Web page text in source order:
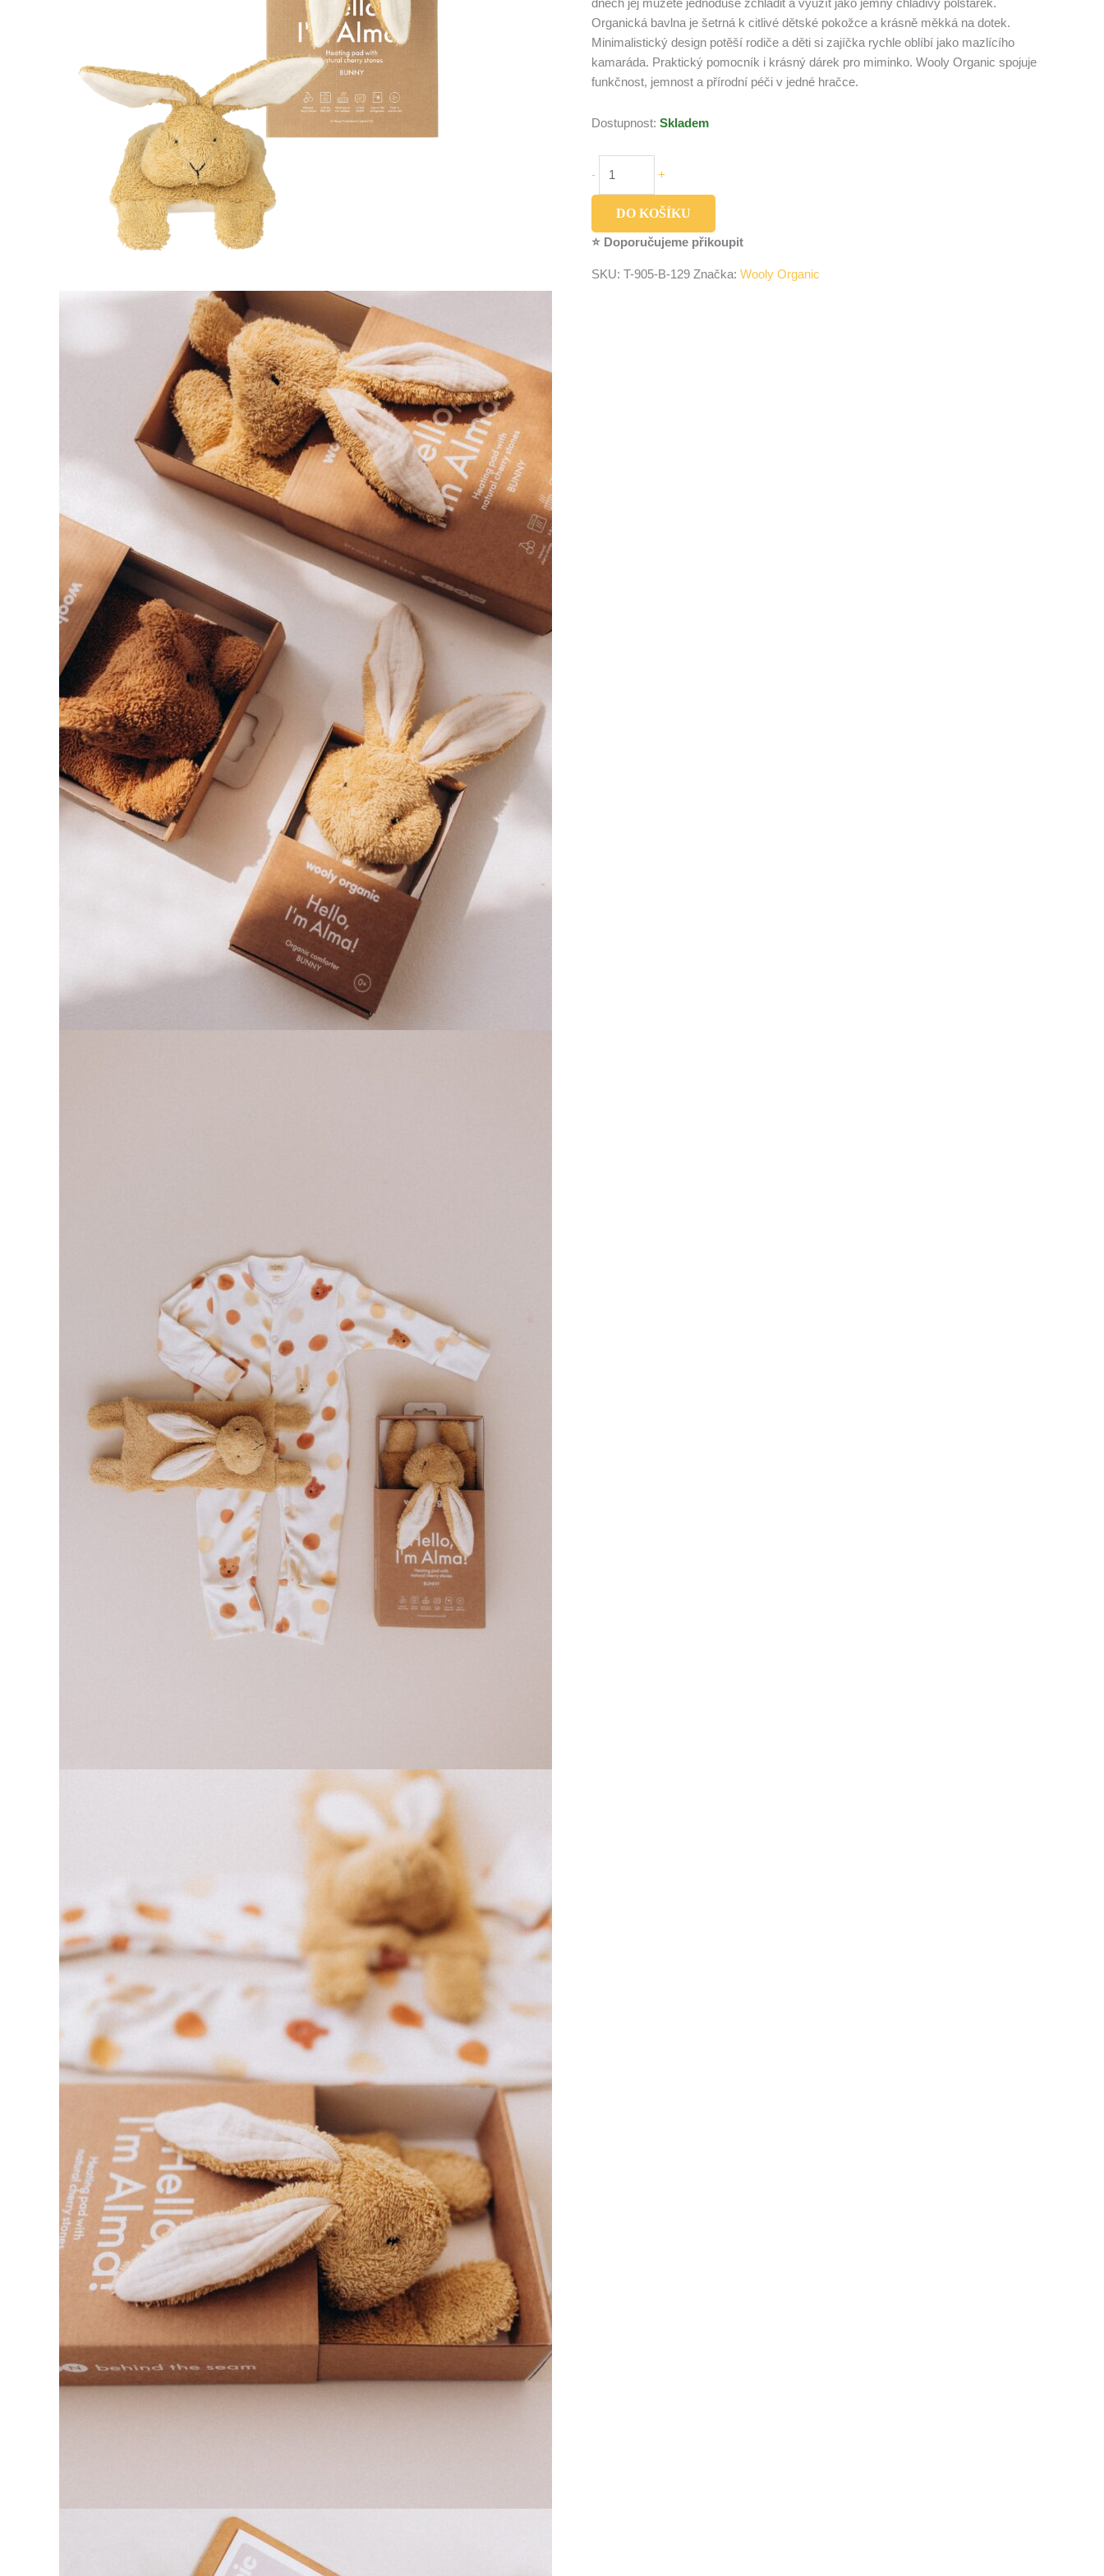
dnech jej můžete jednoduše zchladit a využít jako jemný chladivý polštářek.
Organická bavlna je šetrná k citlivé dětské pokožce a krásně měkká na dotek.
Minimalistický design potěší rodiče a děti si zajíčka rychle oblíbí jako mazlícího
kamaráda. Praktický pomocník i krásný dárek pro miminko. Wooly Organic spojuje
funkčnost, jemnost a přírodní péči v jedné hračce.
Dostupnost: Skladem
- +
DO KOŠÍKU
⭐ Doporučujeme přikoupit
SKU: T-905-B-129 Značka: Wooly Organic